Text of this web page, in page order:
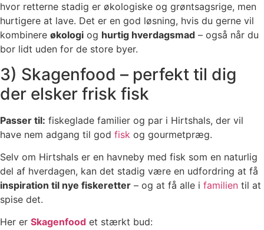
hvor retterne stadig er økologiske og grøntsagsrige, men
hurtigere at lave. Det er en god løsning, hvis du gerne vil
kombinere økologi og hurtig hverdagsmad – også når du
bor lidt uden for de store byer.
3) Skagenfood – perfekt til dig
der elsker frisk fisk
Passer til: fiskeglade familier og par i Hirtshals, der vil
have nem adgang til god fisk og gourmetpræg.
Selv om Hirtshals er en havneby med fisk som en naturlig
del af hverdagen, kan det stadig være en udfordring at få
inspiration til nye fiskeretter – og at få alle i familien til at
spise det.
Her er Skagenfood et stærkt bud: